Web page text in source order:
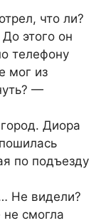
что ли?
этого он
телефону
мог из
—
Диора
по подъезду
Не видели?
смогла